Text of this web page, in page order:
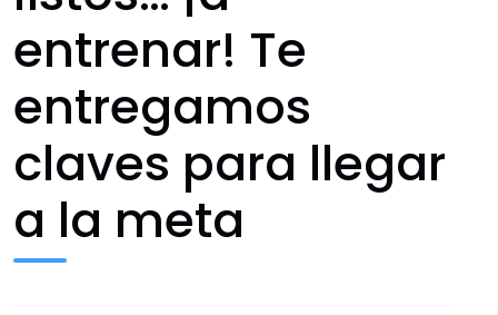
entrenar! Te
entregamos
claves para llegar
a la meta